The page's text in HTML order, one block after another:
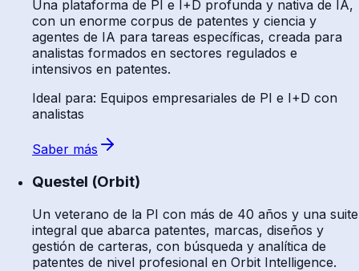
Una plataforma de PI e I+D profunda y nativa de IA,
con un enorme corpus de patentes y ciencia y
agentes de IA para tareas específicas, creada para
analistas formados en sectores regulados e
intensivos en patentes.
Ideal para: Equipos empresariales de PI e I+D con
analistas
Saber más
Questel (Orbit)
Un veterano de la PI con más de 40 años y una suite
integral que abarca patentes, marcas, diseños y
gestión de carteras, con búsqueda y analítica de
patentes de nivel profesional en Orbit Intelligence.